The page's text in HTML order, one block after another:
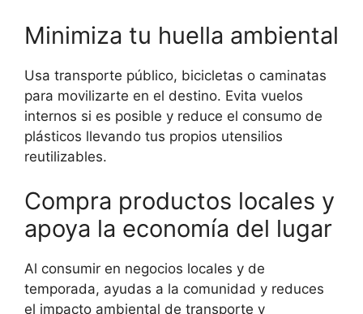
Minimiza tu huella ambiental
Usa transporte público, bicicletas o caminatas
para movilizarte en el destino. Evita vuelos
internos si es posible y reduce el consumo de
plásticos llevando tus propios utensilios
reutilizables.
Compra productos locales y
apoya la economía del lugar
Al consumir en negocios locales y de
temporada, ayudas a la comunidad y reduces
el impacto ambiental de transporte y